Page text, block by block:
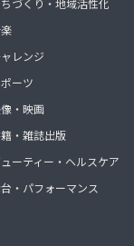
ちづくり・地域活性化
レンジ
ーツ
・映画
・雑誌出版
ーティー・ヘルスケア
・パフォーマンス